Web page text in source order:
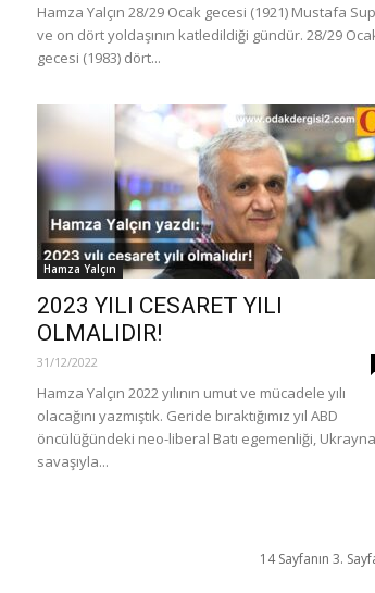
Hamza Yalçın 28/29 Ocak gecesi (1921) Mustafa
ve on dört yoldaşının katledildiği gündür. 28/29
gecesi (1983) dört...
Hamza Yalçın
2023 YILI CESARET YILI
OLMALIDIR!
31/12/2022
Hamza Yalçın 2022 yılının umut ve mücadele yılı
olacağını yazmıştık. Geride bıraktığımız yıl ABD
öncülüğündeki neo-liberal Batı egemenliği, Ukrayna
savaşıyla...
14 Sayfanın 3.